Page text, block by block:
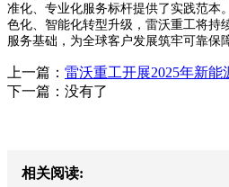
准化、专业化服务标杆提供了实践范本
色化、智能化转型升级，雷沃重工将持
服务基础，为全球客户发展筑牢可靠保
上一篇： 雷沃重工开展2025年新能
下一篇：没有了
相关阅读: